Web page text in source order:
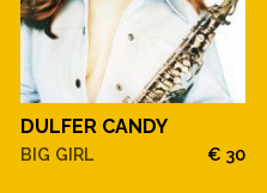
DULFER CANDY
BIG GIRL € 30